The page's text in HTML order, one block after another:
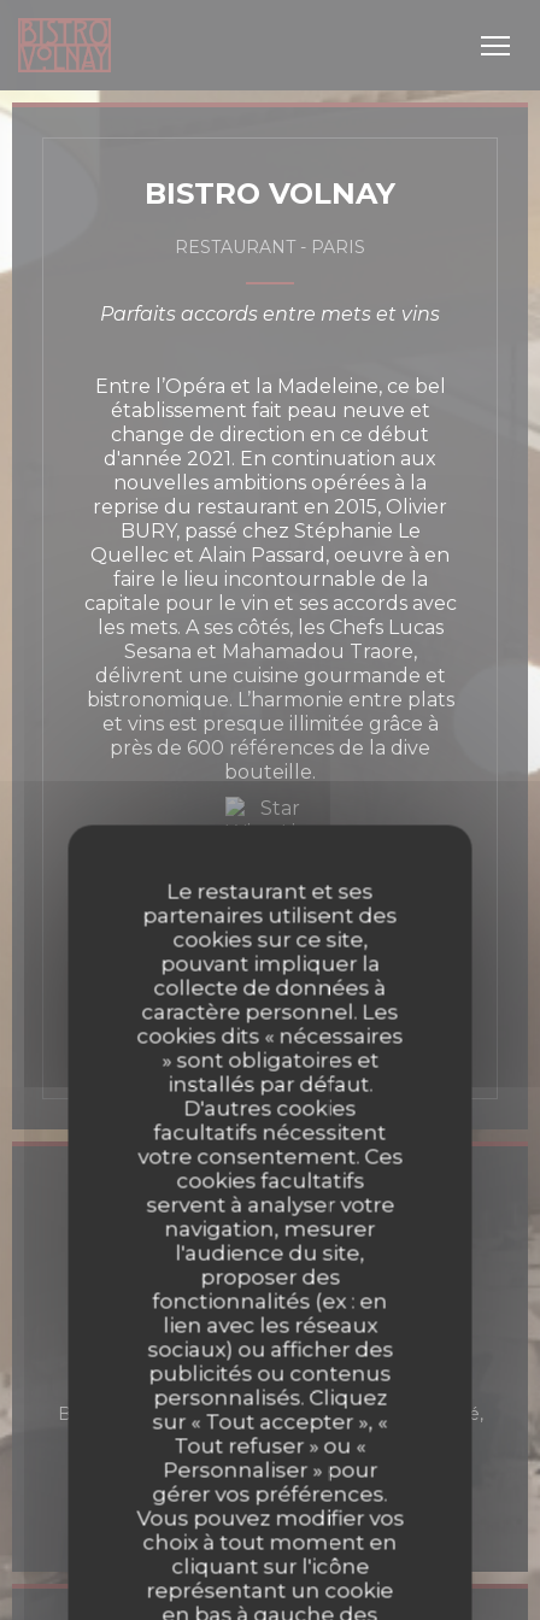
Le restaurant et ses
partenaires utilisent des
cookies sur ce site,
pouvant impliquer la
collecte de données à
caractère personnel. Les
cookies dits « nécessaires
» sont obligatoires et
installés par défaut.
D'autres cookies
facultatifs nécessitent
votre consentement. Ces
cookies facultatifs
servent à analyser votre
navigation, mesurer
l'audience du site,
proposer des
fonctionnalités (ex : en
lien avec les réseaux
sociaux) ou afficher des
publicités ou contenus
personnalisés. Cliquez
sur « Tout accepter », «
Tout refuser » ou «
Personnaliser » pour
gérer vos préférences.
Vous pouvez modifier vos
choix à tout moment en
cliquant sur l'icône
représentant un cookie
en bas à gauche des
BISTRO VOLNAY
RESTAURANT - PARIS
Parfaits accords entre mets et vins
Entre l’Opéra et la Madeleine, ce bel
établissement fait peau neuve et
change de direction en ce début
d'année 2021. En continuation aux
nouvelles ambitions opérées à la
reprise du restaurant en 2015, Olivier
BURY, passé chez Stéphanie Le
Quellec et Alain Passard, oeuvre à en
faire le lieu incontournable de la
capitale pour le vin et ses accords avec
les mets. A ses côtés, les Chefs Lucas
Sesana et Mahamadou Traore,
délivrent une cuisine gourmande et
bistronomique. L’harmonie entre plats
et vins est presque illimitée grâce à
près de 600 références de la dive
bouteille.
Infos pratiques
Cuisine
Bistronomique
Type de restaurant
Restaurant
Services
Bar à Vin, Privatisation, Parking payant à proximité,
Terrasse, Accès Wifi
Moyens de paiement
Eurocard/Mastercard, Espèces, Visa, Chèques,
American Express, Carte Bleue